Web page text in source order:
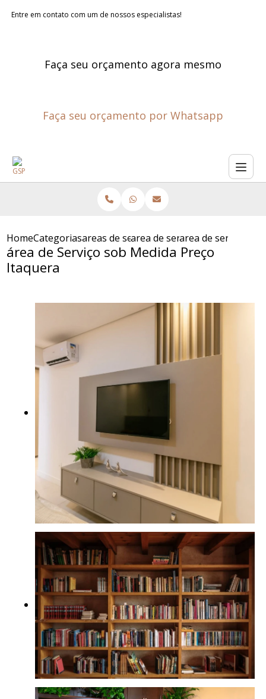
Entre em contato com um de nossos especialistas!
Faça seu orçamento agora mesmo
Faça seu orçamento por Whatsapp
HomeCategoriasareas de servico planejadas
area de servico planejada
area de servico
área de Serviço sob Medida Preço
Itaquera